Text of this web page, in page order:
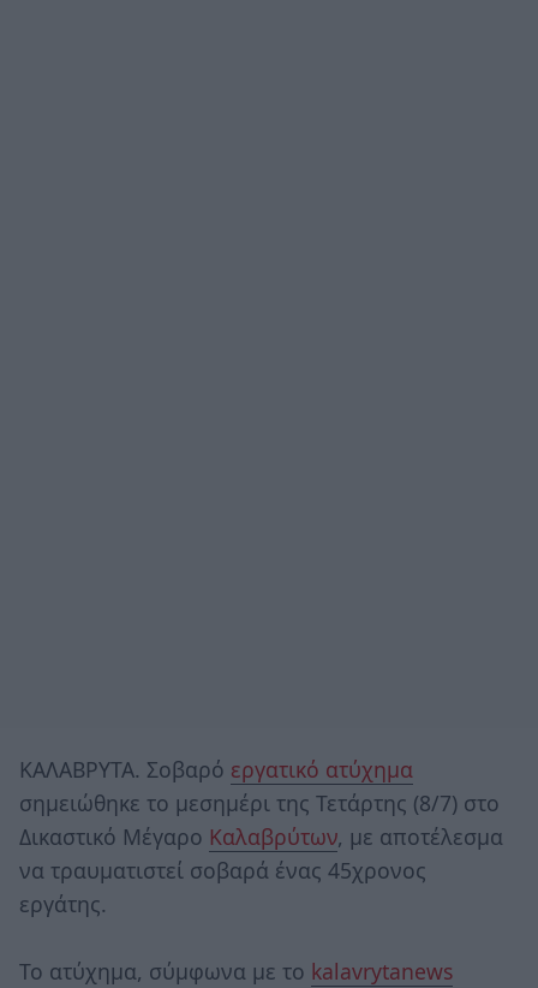
ΚΑΛΑΒΡΥΤΑ. Σοβαρό εργατικό ατύχημα
σημειώθηκε το μεσημέρι της Τετάρτης (8/7) στο
Δικαστικό Μέγαρο Καλαβρύτων, με αποτέλεσμα
να τραυματιστεί σοβαρά ένας 45χρονος
εργάτης.
Το ατύχημα, σύμφωνα με το kalavrytanews